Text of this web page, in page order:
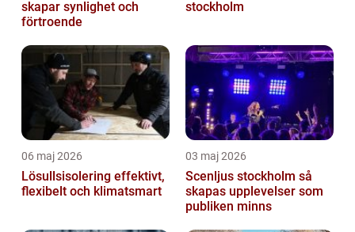
skapar synlighet och
förtroende
stockholm
06 maj 2026
Lösullsisolering effektivt,
flexibelt och klimatsmart
03 maj 2026
Scenljus stockholm så
skapas upplevelser som
publiken minns